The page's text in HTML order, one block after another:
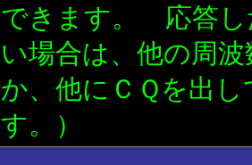
できます。 応答し
い場合は、他の周
か、他にＣＱを出
す。）